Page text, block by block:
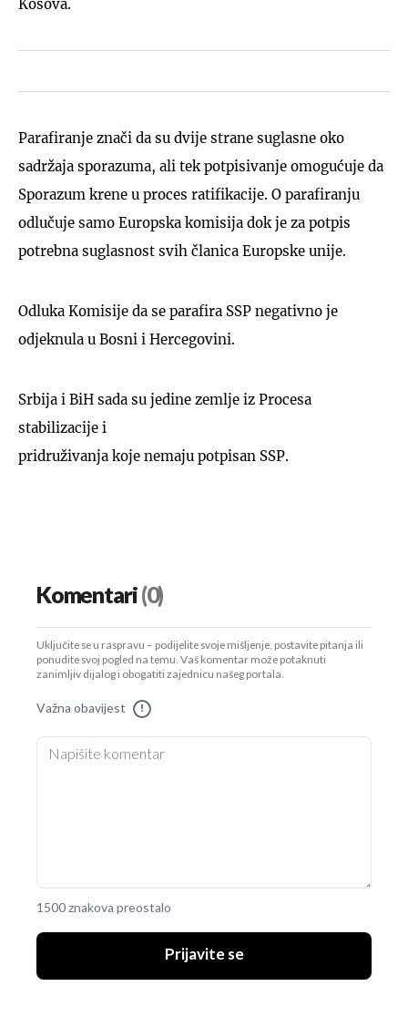
Kosova.
Parafiranje znači da su dvije strane suglasne oko
sadržaja sporazuma, ali tek potpisivanje omogućuje da
Sporazum krene u proces ratifikacije. O parafiranju
odlučuje samo Europska komisija dok je za potpis
potrebna suglasnost svih članica Europske unije.
Odluka Komisije da se parafira SSP negativno je
odjeknula u Bosni i Hercegovini.
Srbija i BiH sada su jedine zemlje iz Procesa
stabilizacije i
pridruživanja koje nemaju potpisan SSP.
Komentari(0)
Uključite se u raspravu – podijelite svoje mišljenje, postavite pitanja ili
ponudite svoj pogled na temu. Vaš komentar može potaknuti
zanimljiv dijalog i obogatiti zajednicu našeg portala.
Važna obavijest !
1500 znakova preostalo
Prijavite se